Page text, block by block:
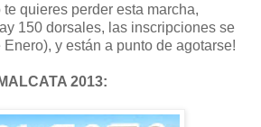
te quieres perder esta marcha,
150 dorsales, las inscripciones se
y están a punto de agotarse!
2013: